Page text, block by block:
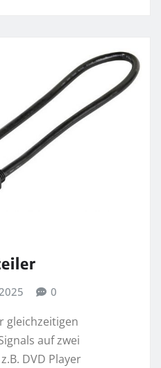
0
gleichzeitigen
auf zwei
DVD Player